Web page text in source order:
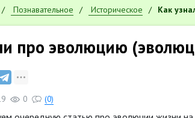
Познавательное Историческое Как
про эволюцию
0 (0)